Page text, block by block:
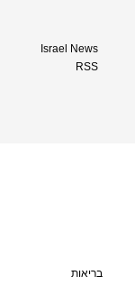
Israel News
RSS
בריאות